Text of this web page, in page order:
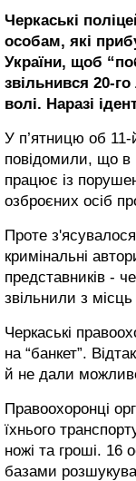
Черкаські
особам, які
України, щоб
звільнився 20-
волі. Наразі
У п’ятницю об
повідомили, що в
працює із
озброєних осіб
Проте
кримінальні
представників -
звільнили з
Черкаські
на “банкет”.
й не дали
Правоохоронці
їхнього
ножі та гроші. 16
базами